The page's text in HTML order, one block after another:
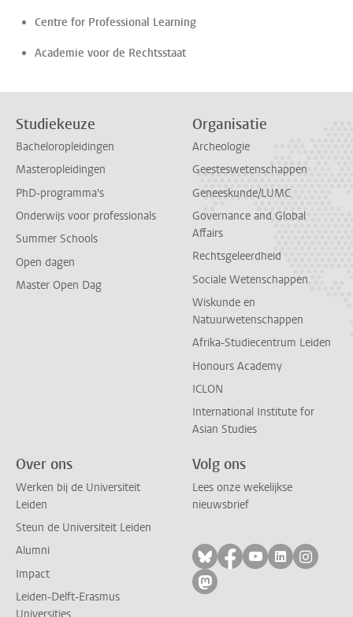
Centre for Professional Learning
Academie voor de Rechtsstaat
Studiekeuze
Bacheloropleidingen
Masteropleidingen
PhD-programma's
Onderwijs voor professionals
Summer Schools
Open dagen
Master Open Dag
Organisatie
Archeologie
Geesteswetenschappen
Geneeskunde/LUMC
Governance and Global
Affairs
Rechtsgeleerdheid
Sociale Wetenschappen
Wiskunde en
Natuurwetenschappen
Afrika-Studiecentrum Leiden
Honours Academy
ICLON
International Institute for
Asian Studies
Over ons
Werken bij de Universiteit
Leiden
Steun de Universiteit Leiden
Alumni
Impact
Leiden-Delft-Erasmus
Volg ons
Lees onze wekelijkse
nieuwsbrief
Volg ons op bluesky
Volg ons op
Volg ons op
Volg ons
Volg
Volg ons op mastodon